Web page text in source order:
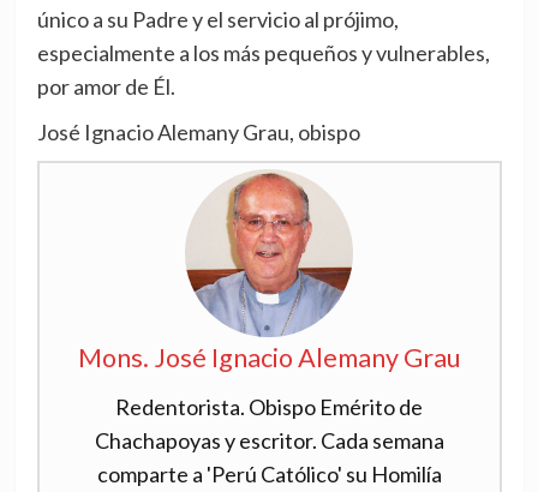
único a su Padre y el servicio al prójimo,
especialmente a los más pequeños y vulnerables,
por amor de Él.
José Ignacio Alemany Grau, obispo
Mons. José Ignacio Alemany Grau
Redentorista. Obispo Emérito de
Chachapoyas y escritor. Cada semana
comparte a 'Perú Católico' su Homilía